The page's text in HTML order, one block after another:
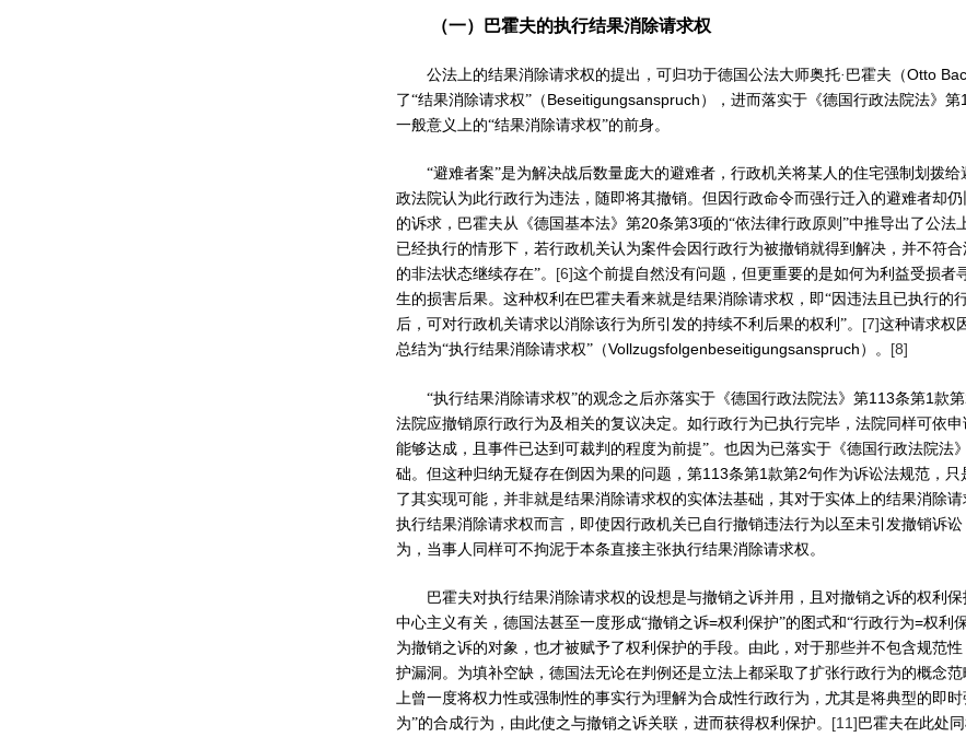
（一）巴霍夫的执行结果消除请求权
公法上的结果消除请求权的提出，可归功于德国公法大师奥托·巴霍夫（Otto
了“结果消除请求权”（ Beseitigungsanspruch ），进而落实于《德国行政法院法》第
一般意义上的“结果消除请求权”的前身。
“避难者案”是为解决战后数量庞大的避难者，行政机关将某人的住宅强制划拨
政法院认为此行政行为违法，随即将其撤销。但因行政命令而强行迁入的避难者却
的诉求，巴霍夫从《德国基本法》第20条第3项的“依法律行政原则”中推导出了公法
已经执行的情形下，若行政机关认为案件会因行政行为被撤销就得到解决，并不符
的非法状态继续存在”。 [6]这个前提自然没有问题，但更重要的是如何为利益受损
生的损害后果。这种权利在巴霍夫看来就是结果消除请求权，即“因违法且已执行的
后，可对行政机关请求以消除该行为所引发的持续不利后果的权利”。 [7]这种请求权
总结为“执行结果消除请求权”（Vollzugsfolgenbeseitigungsanspruch ）。 [8]
“执行结果消除请求权”的观念之后亦落实于《德国行政法院法》第113条第1 款第
法院应撤销原行政行为及相关的复议决定。如行政行为已执行完毕，法院同样可依
能够达成，且事件已达到可裁判的程度为前提”。也因为已落实于《德国行政法院
础。但这种归纳无疑存在倒因为果的问题，第113条第1 款第2句作为诉讼法规范，
了其实现可能，并非就是结果消除请求权的实体法基础，其对于实体上的结果消除
执行结果消除请求权而言，即使因行政机关已自行撤销违法行为以至未引发撤销诉
为，当事人同样可不拘泥于本条直接主张执行结果消除请求权。
巴霍夫对执行结果消除请求权的设想是与撤销之诉并用，且对撤销之诉的权利
中心主义有关，德国法甚至一度形成“撤销之诉=权利保护”的图式和“行政行为=权利
为撤销之诉的对象，也才被赋予了权利保护的手段。由此，对于那些并不包含规范性
护漏洞。为填补空缺，德国法无论在判例还是立法上都采取了扩张行政行为的概念
上曾一度将权力性或强制性的事实行为理解为合成性行政行为，尤其是将典型的即
为”的合成行为，由此使之与撤销之诉关联，进而获得权利保护。 [11] 巴霍夫在此处